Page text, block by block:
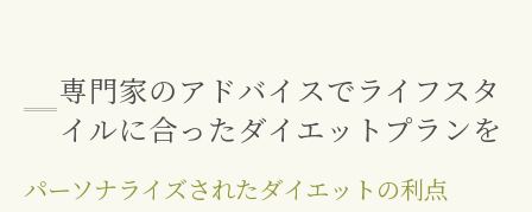
専門家のアドバイスでライフスタ
イルに合ったダイエットプランを
パーソナライズされたダイエットの利点